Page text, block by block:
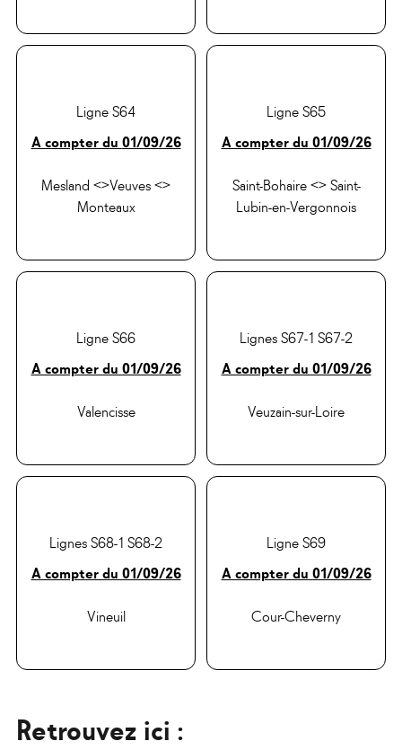
Ligne S64
A compter du 01/09/26
Mesland <>Veuves <>
Monteaux
Ligne S65
A compter du 01/09/26
Saint-Bohaire <> Saint-
Lubin-en-Vergonnois
Ligne S66
A compter du 01/09/26
Valencisse
Lignes S67-1 S67-2
A compter du 01/09/26
Veuzain-sur-Loire
Lignes S68-1 S68-2
A compter du 01/09/26
Vineuil
Ligne S69
A compter du 01/09/26
Cour-Cheverny
Retrouvez ici :